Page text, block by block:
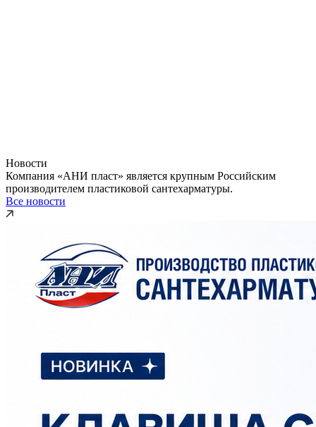
Новости
Компания «АНИ пласт» является крупным Российским
производителем пластиковой сантехарматуры.
Все новости